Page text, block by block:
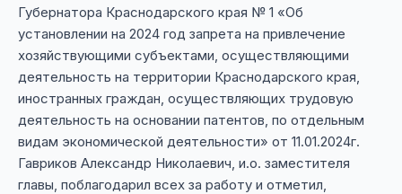
Губернатора Краснодарского края № 1 «Об
установлении на 2024 год запрета на привлечение
хозяйствующими субъектами, осуществляющими
деятельность на территории Краснодарского края,
иностранных граждан, осуществляющих трудовую
деятельность на основании патентов, по отдельным
видам экономической деятельности» от 11.01.2024г.
Гавриков Александр Николаевич, и.о. заместителя
главы, поблагодарил всех за работу и отметил,